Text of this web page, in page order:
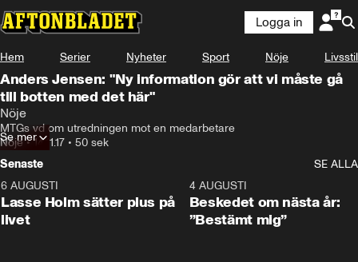
Logga in
Hem Serier Nyheter Sport Nöje Livsstil
Anders Jensen: "Ny information gör att vi måste gå
till botten med det här"
Nöje
MTGs vd om utredningen mot en medarbetare
Nöje•14.11.17 • 50 sek
Se mer
Senaste
SE ALLA
6 AUGUSTI
Lasse Holm sätter plus på
livet
4 AUGUSTI
Beskedet om nästa år:
”Bestämt mig”